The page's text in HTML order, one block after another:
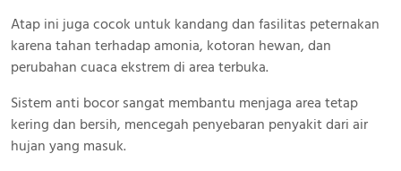
Atap ini juga cocok untuk kandang dan fasilitas peternakan
karena tahan terhadap amonia, kotoran hewan, dan
perubahan cuaca ekstrem di area terbuka.
Sistem anti bocor sangat membantu menjaga area tetap
kering dan bersih, mencegah penyebaran penyakit dari air
hujan yang masuk.